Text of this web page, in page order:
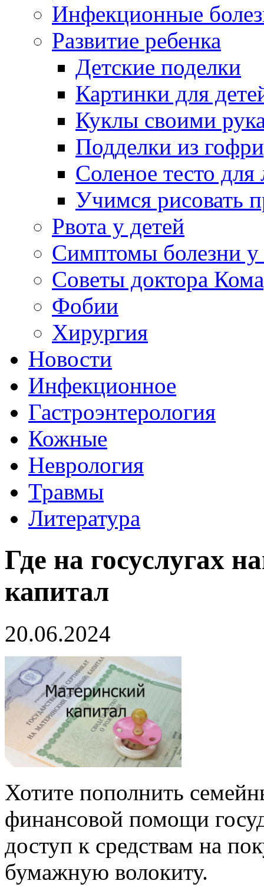
Инфекционные
Развитие ребенка
Детские поделки
Картинки для
Куклы своими
Подделки из
Соленое тесто для
Учимся рисовать
Рвота у детей
Симптомы болезни у
Советы доктора
Фобии
Хирургия
Новости
Инфекционное
Гастроэнтерология
Кожные
Неврология
Травмы
Литература
Где на госуслугах
капитал
20.06.2024
Хотите пополнить
финансовой помощи
доступ к средствам на
бумажную волокиту.